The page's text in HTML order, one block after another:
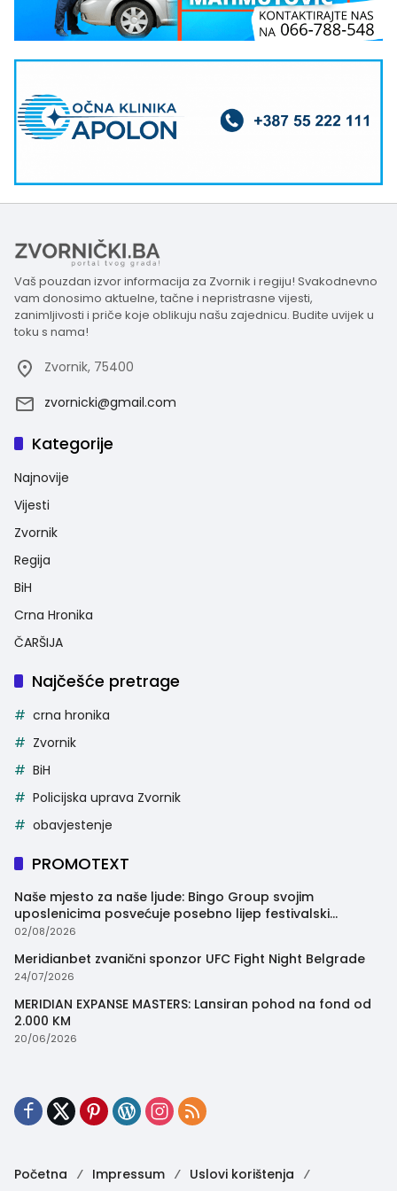
Vaš pouzdan izvor informacija za Zvornik i regiju! Svakodnevno
vam donosimo aktuelne, tačne i nepristrasne vijesti,
zanimljivosti i priče koje oblikuju našu zajednicu. Budite uvijek u
toku s nama!
Zvornik, 75400
zvornicki@gmail.com
Kategorije
Najnovije
Vijesti
Zvornik
Regija
BiH
Crna Hronika
ČARŠIJA
Najčešće pretrage
crna hronika
Zvornik
BiH
Policijska uprava Zvornik
obavjestenje
PROMOTEXT
Naše mjesto za naše ljude: Bingo Group svojim
uposlenicima posvećuje posebno lijep festivalski
trenutak
02/08/2026
Meridianbet zvanični sponzor UFC Fight Night Belgrade
24/07/2026
MERIDIAN EXPANSE MASTERS: Lansiran pohod na fond od
2.000 KM
20/06/2026
Početna Impressum
Uslovi korištenja